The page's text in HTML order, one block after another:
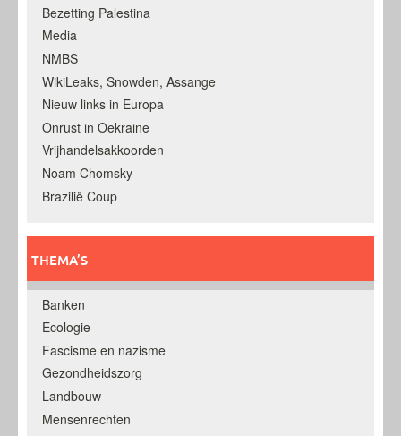
Bezetting Palestina
Media
NMBS
WikiLeaks, Snowden, Assange
Nieuw links in Europa
Onrust in Oekraine
Vrijhandelsakkoorden
Noam Chomsky
Brazilië Coup
THEMA’S
Banken
Ecologie
Fascisme en nazisme
Gezondheidszorg
Landbouw
Mensenrechten